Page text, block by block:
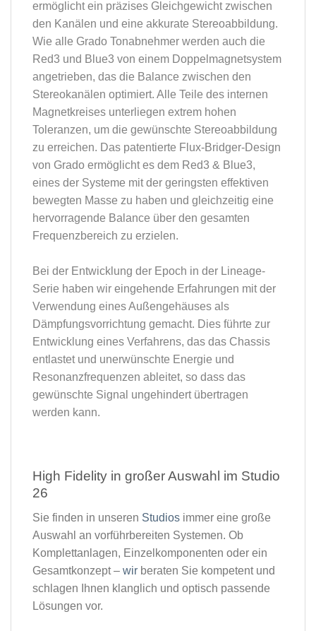
ermöglicht ein präzises Gleichgewicht zwischen
den Kanälen und eine akkurate Stereoabbildung.
Wie alle Grado Tonabnehmer werden auch die
Red3 und Blue3 von einem Doppelmagnetsystem
angetrieben, das die Balance zwischen den
Stereokanälen optimiert. Alle Teile des internen
Magnetkreises unterliegen extrem hohen
Toleranzen, um die gewünschte Stereoabbildung
zu erreichen. Das patentierte Flux-Bridger-Design
von Grado ermöglicht es dem Red3 & Blue3,
eines der Systeme mit der geringsten effektiven
bewegten Masse zu haben und gleichzeitig eine
hervorragende Balance über den gesamten
Frequenzbereich zu erzielen.
Bei der Entwicklung der Epoch in der Lineage-
Serie haben wir eingehende Erfahrungen mit der
Verwendung eines Außengehäuses als
Dämpfungsvorrichtung gemacht. Dies führte zur
Entwicklung eines Verfahrens, das das Chassis
entlastet und unerwünschte Energie und
Resonanzfrequenzen ableitet, so dass das
gewünschte Signal ungehindert übertragen
werden kann.
High Fidelity in großer Auswahl im Studio
26​
Sie finden in unseren Studios immer eine große
Auswahl an vorführbereiten Systemen. Ob
Komplettanlagen, Einzelkomponenten oder ein
Gesamtkonzept – wir beraten Sie kompetent und
schlagen Ihnen klanglich und optisch passende
Lösungen vor.